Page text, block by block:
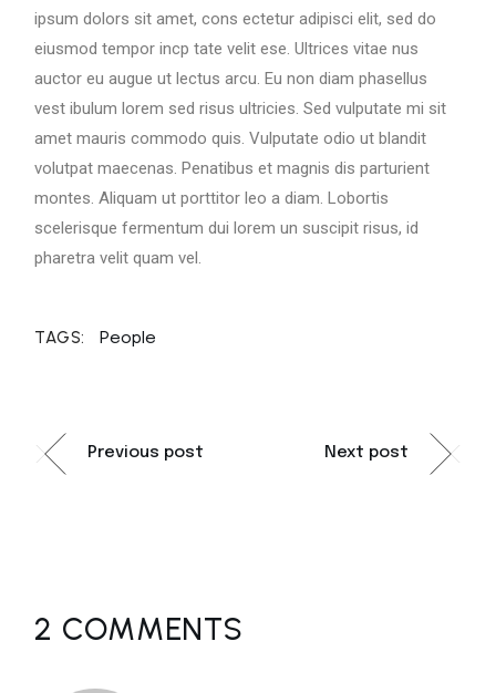
ipsum dolors sit amet, cons ectetur adipisci elit, sed do
eiusmod tempor incp tate velit ese. Ultrices vitae nus
auctor eu augue ut lectus arcu. Eu non diam phasellus
vest ibulum lorem sed risus ultricies. Sed vulputate mi sit
amet mauris commodo quis. Vulputate odio ut blandit
volutpat maecenas. Penatibus et magnis dis parturient
montes. Aliquam ut porttitor leo a diam. Lobortis
scelerisque fermentum dui lorem un suscipit risus, id
pharetra velit quam vel.
TAGS: People
Previous post Next post
2 COMMENTS